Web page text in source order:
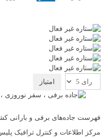
لطفا
رای
فهرست جاده‌های برفی و بارانی
مرکز اطلاعات و کنترل ترافیک